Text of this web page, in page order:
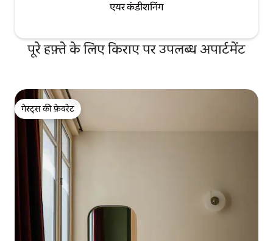
एयर कंडीशनिंग
पूरे हफ़्ते के लिए किराए पर उपलब्ध अपार्टमेंट
गेस्ट्स की फ़ेवरेट
गेस्ट्स की फ़ेवरेट